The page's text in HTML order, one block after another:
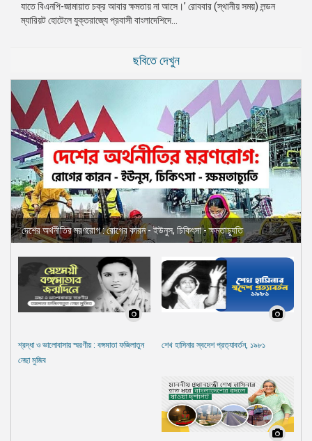
যাতে বিএনপি-জামায়াত চক্র আবার ক্ষমতায় না আসে।’ রোববার (স্থানীয় সময়) লন্ডন
ম্যারিয়ট হোটেলে যুক্তরাজ্যে প্রবাসী বাংলাদেশিদে...
ছবিতে দেখুন
দেশের অর্থনীতির মরণরোগ : রোগের কারন - ইউনুস, চিকিৎসা - ক্ষমতাচ্যুতি
শ্রদ্ধা ও ভালোবাসায় স্মরণীয় : বঙ্গমাতা ফজিলাতুন
নেছা মুজিব
শেখ হাসিনার স্বদেশ প্রত্যাবর্তন, ১৯৮১